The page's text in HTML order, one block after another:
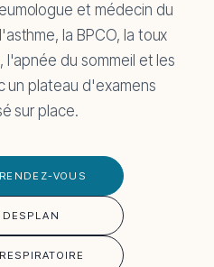
et médecin du
la BPCO, la toux
du sommeil et les
un plateau d'examens
sur place.
VOUS
DESPLAN